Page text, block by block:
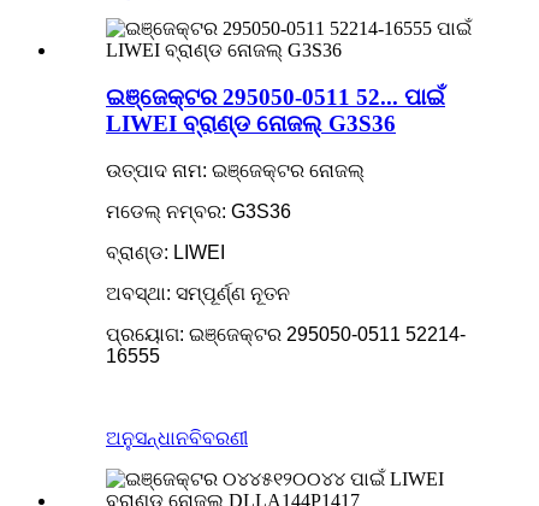
ଇଞ୍ଜେକ୍ଟର 295050-0511 52... ପାଇଁ
LIWEI ବ୍ରାଣ୍ଡ ନୋଜଲ୍ G3S36
ଉତ୍ପାଦ ନାମ: ଇଞ୍ଜେକ୍ଟର ନୋଜଲ୍
ମଡେଲ୍ ନମ୍ବର: G3S36
ବ୍ରାଣ୍ଡ: LIWEI
ଅବସ୍ଥା: ସମ୍ପୂର୍ଣ୍ଣ ନୂତନ
ପ୍ରୟୋଗ: ଇଞ୍ଜେକ୍ଟର 295050-0511 52214-
16555
ଅନୁସନ୍ଧାନବିବରଣୀ